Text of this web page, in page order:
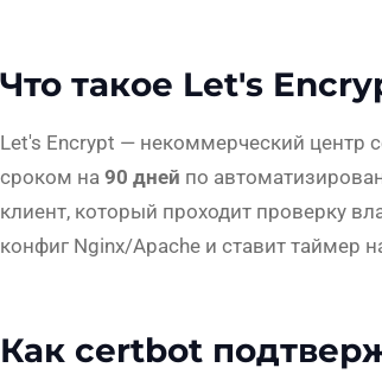
Что такое Let's
Let's Encrypt — некоммерческий центр
сроком на 90 дней по
клиент, который проходит проверку
конфиг Nginx/Apache и ставит таймер
Как certbot